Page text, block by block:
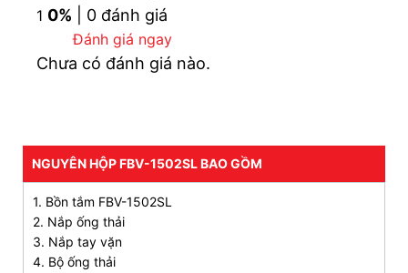
CAM KẾT CHÍNH HÃNG, ƯU ĐÃI HẤP DẪN, HỖ
TRỢ THANH TOÁN
3. Bản vẽ bồn tắm INAX chân yếm FBV-
1502SL
1 0% | 0 đánh giá
Đánh giá ngay
Chưa có đánh giá nào.
NGUYÊN HỘP FBV-1502SL BAO GỒM
1. Bồn tắm FBV-1502SL
2. Nắp ống thải
3. Nắp tay vặn
4. Bộ ống thải